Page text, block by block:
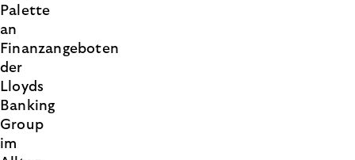
Palette
an
Finanzangeboten
der
Lloyds
Banking
Group
im